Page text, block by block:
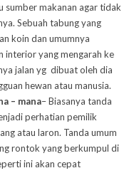
sumber makanan agar tidak
Sebuah tabung yang
koin dan umumnya
interior yang mengarah ke
jalan yg dibuat oleh dia
hewan atau manusia.
– mana– Biasanya tanda
perhatian pemilik
atau laron. Tanda umum
rontok yang berkumpul di
ini akan cepat